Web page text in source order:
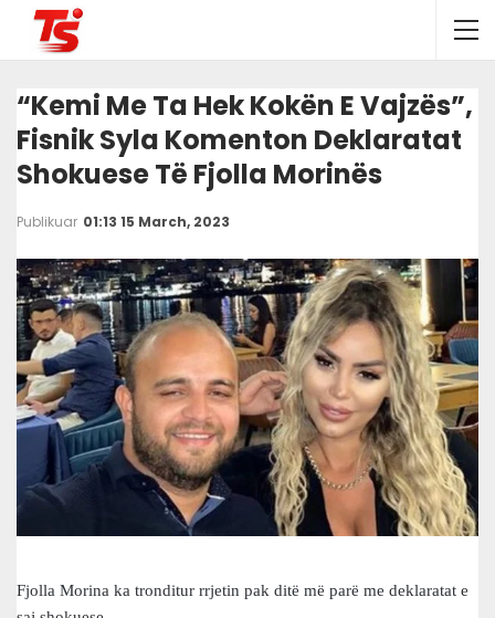
“Kemi Me Ta Hek Kokën E Vajzës”,
Fisnik Syla Komenton Deklaratat
Shokuese Të Fjolla Morinës
Publikuar 01:13 15 March, 2023
Fjolla Morina ka tronditur rrjetin pak ditë më parë me deklaratat e